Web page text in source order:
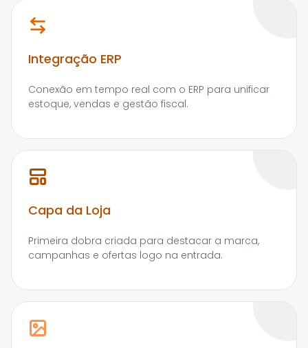
Integração ERP
Conexão em tempo real com o ERP para unificar
estoque, vendas e gestão fiscal.
Capa da Loja
Primeira dobra criada para destacar a marca,
campanhas e ofertas logo na entrada.